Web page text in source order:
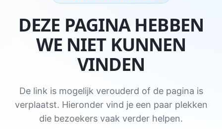
DEZE PAGINA HEBBEN
WE NIET KUNNEN
VINDEN
De link is mogelijk verouderd of de pagina is
verplaatst. Hieronder vind je een paar plekken
die bezoekers vaak verder helpen.